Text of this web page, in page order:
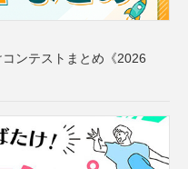
ンテストまとめ《2026